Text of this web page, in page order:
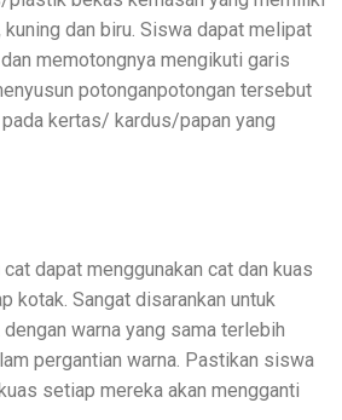
kuning dan biru. Siswa dapat melipat
memotongnya mengikuti garis
potonganpotongan tersebut
kertas/ kardus/papan yang
dapat menggunakan cat dan kuas
kotak. Sangat disarankan untuk
warna yang sama terlebih
pergantian warna. Pastikan siswa
setiap mereka akan mengganti